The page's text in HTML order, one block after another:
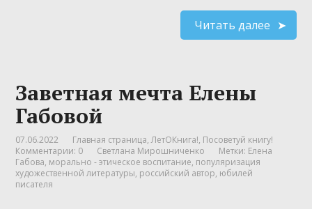
Читать далее
Заветная мечта Елены
Габовой
07.06.2022 Главная страница,ЛетОКнига!, Посоветуй книгу!
Комментарии: 0
Светлана Мирошниченко Метки: Елена
Габова, морально - этическое воспитание, популяризация
художественной литературы, российский автор, юбилей
писателя